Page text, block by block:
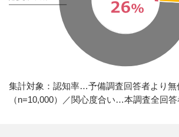
集計対象：認知率…予備調査回答者より無
（n=10,000）／関心度合い…本調査全回答